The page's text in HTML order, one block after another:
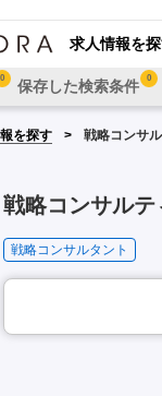
求人情報を
0 保存した検索条件 0
を探す 戦略コンサ
戦略コンサルテ
戦略コンサルタント